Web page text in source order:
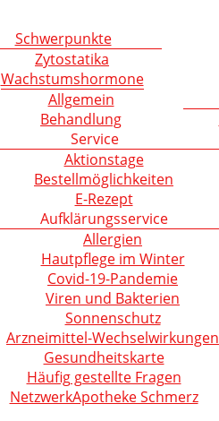
Schwerpunkte
Zytostatika
Wachstumshormone
Allgemein
Behandlung
Service
Aktionstage
Bestellmöglichkeiten
E-Rezept
Aufklärungsservice
Allergien
Hautpflege im Winter
Covid-19-Pandemie
Viren und Bakterien
Sonnenschutz
Arzneimittel-Wechselwirkungen
Gesundheitskarte
Häufig gestellte Fragen
NetzwerkApotheke Schmerz